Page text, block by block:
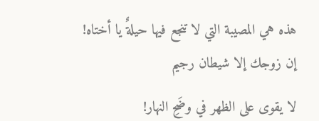
هذه هي المصيبة التي لا تنجع فيها حيلةٌ يا أختاه!
إن زوجك إلا شيطان رجيم
لا يقوى على الظهر في وضَحِ النهار!